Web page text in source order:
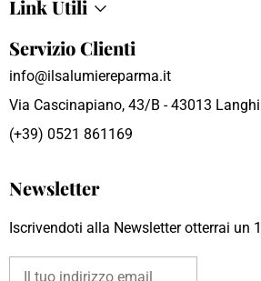
Link Utili
Servizio Clienti
info@ilsalumiereparma.it
Via Cascinapiano, 43/B - 43013
(+39) 0521 861169
Newsletter
Iscrivendoti alla Newsletter otterrai un